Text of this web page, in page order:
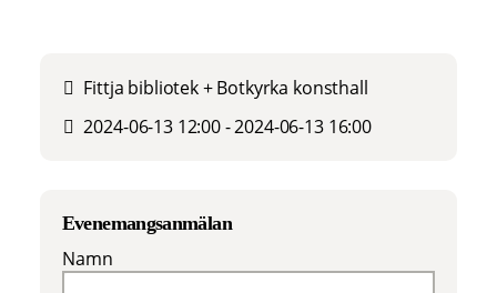
Fittja bibliotek + Botkyrka konsthall
2024-06-13 12:00 - 2024-06-13 16:00
Evenemangsanmälan
Namn